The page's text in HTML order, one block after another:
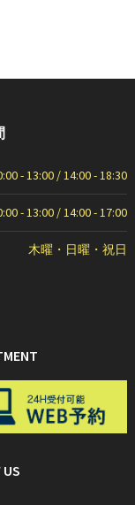
- 13:00 / 14:00 - 18:30
- 13:00 / 14:00 - 17:00
木曜・日曜・祝日